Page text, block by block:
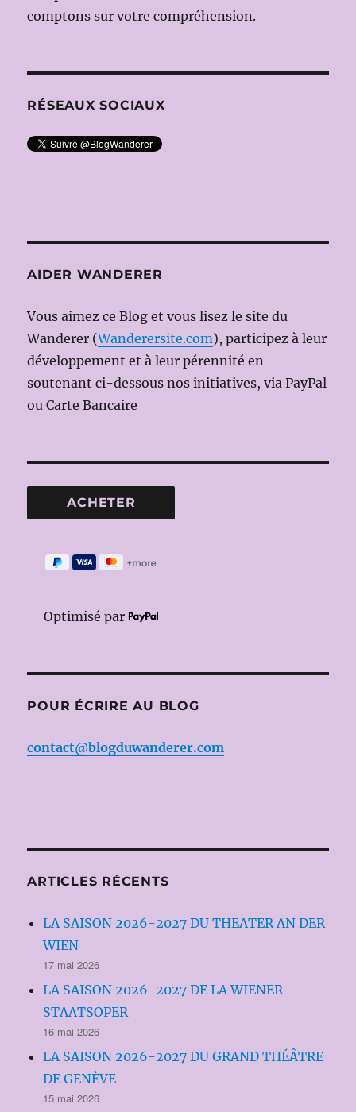
Béatrice
comptons sur votre compréhension.
RÉSEAUX SOCIAUX
AIDER WANDERER
Vous aimez ce Blog et vous lisez le site du
Wanderer (Wanderersite.com), participez à leur
développement et à leur pérennité en
soutenant ci-dessous nos initiatives, via PayPal
ou Carte Bancaire
Optimisé par
POUR ÉCRIRE AU BLOG
contact@blogduwanderer.com
ARTICLES RÉCENTS
LA SAISON 2026-2027 DU THEATER AN DER
WIEN
17 mai 2026
LA SAISON 2026-2027 DE LA WIENER
STAATSOPER
16 mai 2026
LA SAISON 2026-2027 DU GRAND THÉÂTRE
DE GENÈVE
15 mai 2026